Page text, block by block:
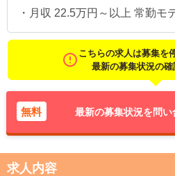
・月収 22.5万円～以上 常勤モ
こちらの求人は募集を
最新の募集状況の確
無料 最新の募集状況を問い
求人内容